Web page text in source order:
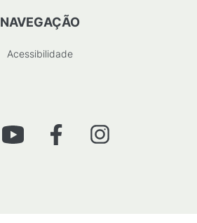
NAVEGAÇÃO
Acessibilidade